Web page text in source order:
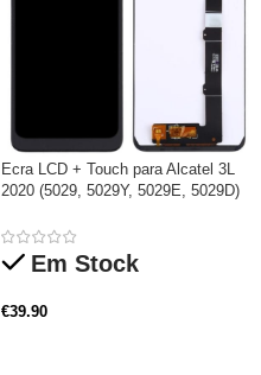
Ecra LCD + Touch para Alcatel 3L
2020 (5029, 5029Y, 5029E, 5029D)
Em Stock
€39.90